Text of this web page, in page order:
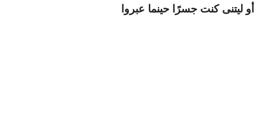
أو ليتنى كنت جسرًا حينما عبروا